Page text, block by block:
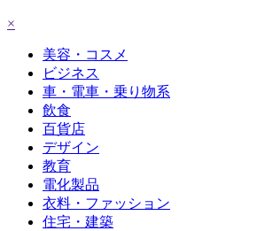
×
美容・コスメ
ビジネス
車・電車・乗り物系
飲食
百貨店
デザイン
教育
電化製品
衣料・ファッション
住宅・建築